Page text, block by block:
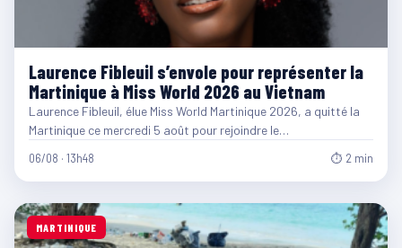
Laurence Fibleuil s’envole pour représenter la
Martinique à Miss World 2026 au Vietnam
Laurence Fibleuil, élue Miss World Martinique 2026, a quitté la
Martinique ce mercredi 5 août pour rejoindre le…
06/08 · 13h48 ⏱ 2 min
MARTINIQUE